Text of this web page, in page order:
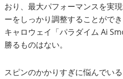
おり、最大パフォーマンスを実
ーをしっかり調整することがで
キャロウェイ「パラダイム Ai
勝るものはない。
スピンのかかりすぎに悩んでい